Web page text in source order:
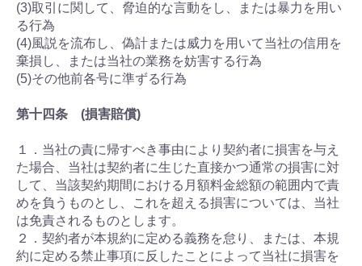
(3)取引に関して、脅迫的な言動をし、または暴力を用い
る行為
(4)風説を流布し、偽計または威力を用いて当社の信用を
棄損し、または当社の業務を妨害する行為
(5)その他前各号に準ずる行為
第十四条 (損害賠償)
１．当社の責に帰すべき事由により契約者に損害を与え
た場合、当社は契約者に生じた直接かつ通常の損害に対
して、当該契約期間における月額料金総額の範囲内で責
めを負うものとし、これを超える損害については、当社
は免責されるものとします。
２．契約者が本規約に定める義務を怠り、または、本規
約に定める禁止事項に反したことによって当社に損害を